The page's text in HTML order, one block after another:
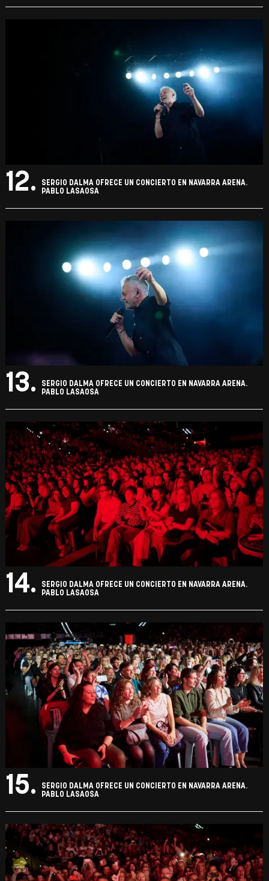
12.
SERGIO DALMA OFRECE UN CONCIERTO EN NAVARRA ARENA.
PABLO LASAOSA
13.
SERGIO DALMA OFRECE UN CONCIERTO EN NAVARRA ARENA.
PABLO LASAOSA
14.
SERGIO DALMA OFRECE UN CONCIERTO EN NAVARRA ARENA.
PABLO LASAOSA
15.
SERGIO DALMA OFRECE UN CONCIERTO EN NAVARRA ARENA.
PABLO LASAOSA